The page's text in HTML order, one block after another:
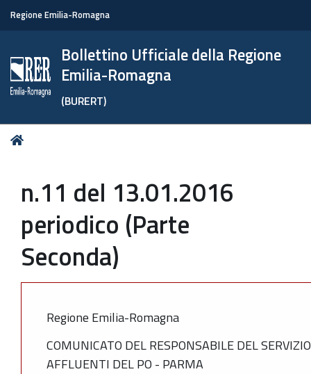
Regione Emilia-Romagna
Bollettino Ufficiale della Regione
Emilia-Romagna
(BURERT)
Tu
n.11 del 13.01.2016
periodico (Parte
Seconda)
Regione Emilia-Romagna
COMUNICATO DEL RESPONSABILE DEL
AFFLUENTI DEL PO - PARMA